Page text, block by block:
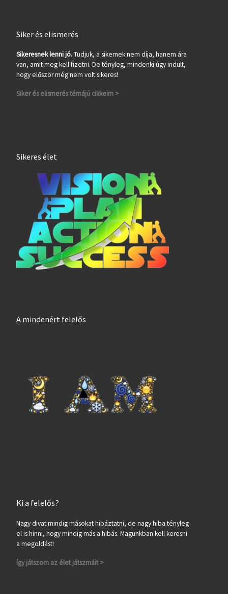
Siker és elismerés
Sikeresnek lenni jó.Tudjuk, a sikernek nem díja, hanem ára
van, amit meg kell fizetni. De tényleg, mindenki úgy indult,
hogy először még nem volt sikeres!
Siker és elismerés témájú cikkeim >
Sikeres élet
A mindenért felelős
Ki a felelős?
Nagy divat mindig másokat hibáztatni, de nagy hiba tényleg
el is hinni, hogy mindig más a hibás. Magunkban kell keresni
a megoldást!
Így játszom az élet játszmáit >